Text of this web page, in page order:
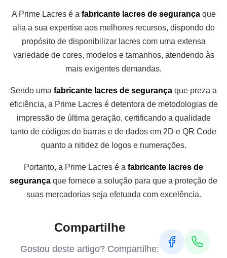
A Prime Lacres é a fabricante lacres de segurançaque
alia a sua expertise aos melhores recursos, dispondo do
propósito de disponibilizar lacres com uma extensa
variedade de cores, modelos e tamanhos, atendendo às
mais exigentes demandas.
Sendo uma fabricante lacres de segurança que preza a
eficiência, a Prime Lacres é detentora de metodologias de
impressão de última geração, certificando a qualidade
tanto de códigos de barras e de dados em 2D e QR Code
quanto a nitidez de logos e numerações.
Portanto, a Prime Lacres é a fabricante lacres de
segurança que fornece a solução para que a proteção de
suas mercadorias seja efetuada com excelência.
Compartilhe
Gostou deste artigo? Compartilhe: